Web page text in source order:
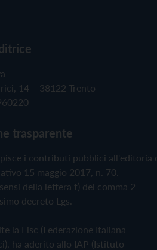
14 – 38122 Trento
trasparente
i contributi pubblici all'editoria
15 maggio 2017, n. 70.
della lettera f) del comma 2
decreto Lgs.
la Fisc (Federazione Italiana
ha aderito allo IAP (Istituto